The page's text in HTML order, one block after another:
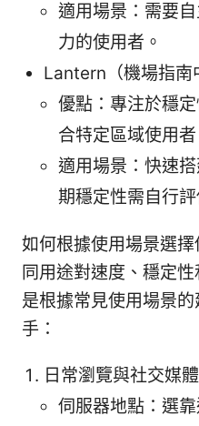
適用場景：需要
力的使用者。
Lantern（機場指南
優點：專注於穩
合特定區域使用者
適用場景：快速
期穩定性需自行評
如何根據使用場景選
同用途對速度、穩定
是根據常見使用場景
手：
日常瀏覽與社交媒體
伺服器地點：選